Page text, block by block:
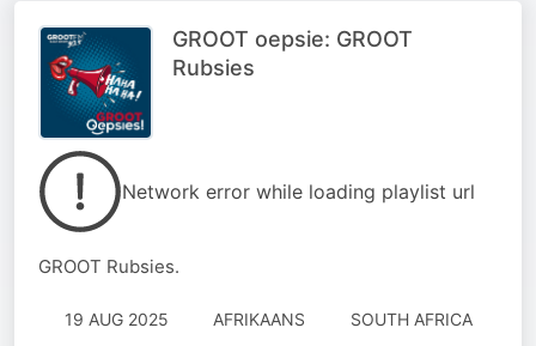
GROOT oepsie: GROOT
Rubsies
Network error while loading playlist url
GROOT Rubsies.
19 AUG 2025 AFRIKAANS
SOUTH AFRICA